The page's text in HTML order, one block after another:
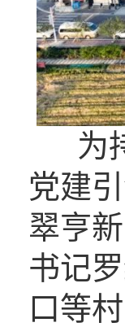
为持
党建
翠亨
书记
口等